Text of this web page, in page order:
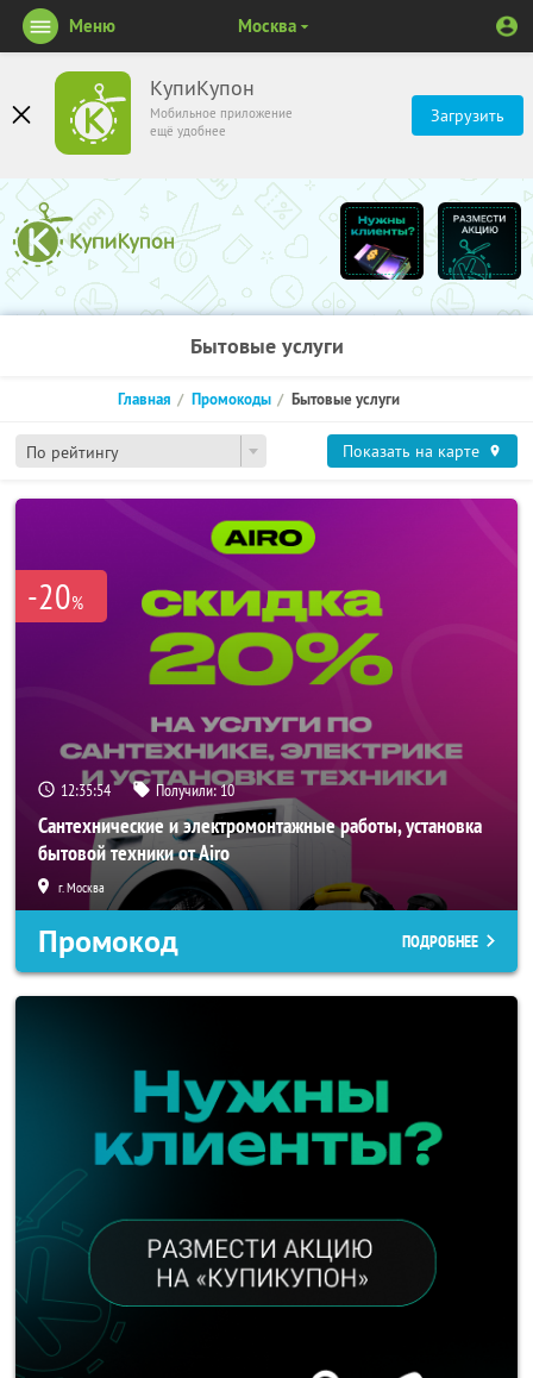
КупиКупон
Мобильное приложение
ещё удобнее
Загрузить
Меню Москва
Бытовые услуги
По рейтингу
Главная Промокоды Бытовые услуги
Показать на карте
-20%
12:35:54 Получили:10
Сантехнические и электромонтажные работы, установка
бытовой техники от Airo
г. Москва
Промокод ПОДРОБНЕЕ